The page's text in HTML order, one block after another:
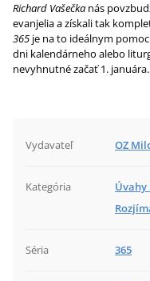
Richard Vašečka nás
evanjelia a získali tak
365 je na to ideálnym
dni kalendárneho alebo
nevyhnutné začať 1. januára.
Vydavateľ OZ
Kategória
Úvahy
Séria 365